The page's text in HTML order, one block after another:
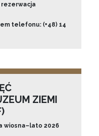
rezerwacja
telefonu: (+48) 14
ZIEMI
wiosna–lato 2026